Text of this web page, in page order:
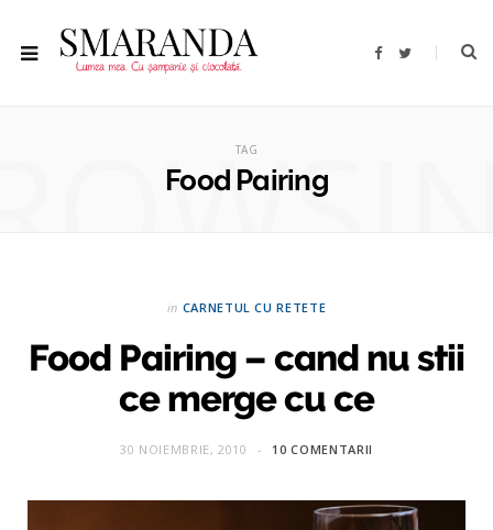
F
T
TAG
Food Pairing
in CARNETUL CU RETETE
Food Pairing – cand nu stii
ce merge cu ce
30 NOIEMBRIE, 2010 10 COMENTARII